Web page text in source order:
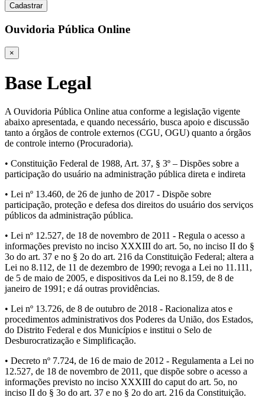
Cadastrar
Ouvidoria Pública Online
×
Base Legal
A Ouvidoria Pública Online atua conforme a legislação vigente
abaixo apresentada, e quando necessário, busca apoio e discussão
tanto a órgãos de controle externos (CGU, OGU) quanto a órgãos
de controle interno (Procuradoria).
• Constituição Federal de 1988, Art. 37, § 3º – Dispões sobre a
participação do usuário na administração pública direta e indireta
• Lei nº 13.460, de 26 de junho de 2017 - Dispõe sobre
participação, proteção e defesa dos direitos do usuário dos serviços
públicos da administração pública.
• Lei nº 12.527, de 18 de novembro de 2011 - Regula o acesso a
informações previsto no inciso XXXIII do art. 5o, no inciso II do §
3o do art. 37 e no § 2o do art. 216 da Constituição Federal; altera a
Lei no 8.112, de 11 de dezembro de 1990; revoga a Lei no 11.111,
de 5 de maio de 2005, e dispositivos da Lei no 8.159, de 8 de
janeiro de 1991; e dá outras providências.
• Lei nº 13.726, de 8 de outubro de 2018 - Racionaliza atos e
procedimentos administrativos dos Poderes da União, dos Estados,
do Distrito Federal e dos Municípios e institui o Selo de
Desburocratização e Simplificação.
• Decreto nº 7.724, de 16 de maio de 2012 - Regulamenta a Lei no
12.527, de 18 de novembro de 2011, que dispõe sobre o acesso a
informações previsto no inciso XXXIII do caput do art. 5o, no
inciso II do § 3o do art. 37 e no § 2o do art. 216 da Constituição.